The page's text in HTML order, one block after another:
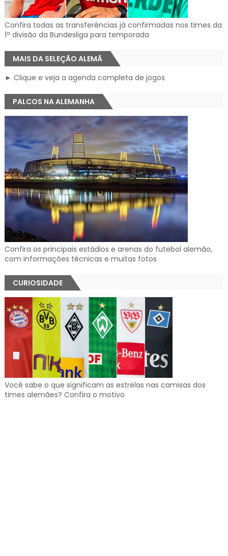
Confira todas as transferências já confirmadas nos times da
1ª divisão da Bundesliga para temporada
MAIS DA SELEÇÃO ALEMÃ
► Clique e veja a agenda completa de jogos
PALCOS NA ALEMANHA
Confira os principais estádios e arenas do futebol alemão,
com informações técnicas e muitas fotos
CURIOSIDADE
Você sabe o que significam as estrelas nas camisas dos
times alemães? Confira o motivo